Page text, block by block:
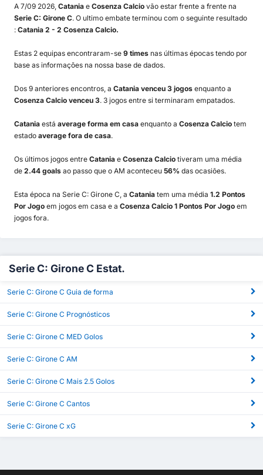
A 7/09 2026, Catania e Cosenza Calcio vão estar frente a frente na
Serie C: Girone C. O ultimo embate terminou com o seguinte resultado
: Catania 2 - 2 Cosenza Calcio.
Estas 2 equipas encontraram-se 9 times nas últimas épocas tendo por
base as informações na nossa base de dados.
Dos 9 anteriores encontros, a Catania venceu 3 jogos enquanto a
Cosenza Calcio venceu 3. 3 jogos entre si terminaram empatados.
Catania está average forma em casa enquanto a Cosenza Calcio tem
estado average fora de casa.
Os últimos jogos entre Catania e Cosenza Calcio tiveram uma média
de 2.44 goals ao passo que o AM aconteceu 56% das ocasiões.
Esta época na Serie C: Girone C, a Catania tem uma média 1.2 Pontos
Por Jogo em jogos em casa e a Cosenza Calcio 1 Pontos Por Jogo em
jogos fora.
Serie C: Girone C Estat.
Serie C: Girone C Guia de forma
Serie C: Girone C Prognósticos
Serie C: Girone C MED Golos
Serie C: Girone C AM
Serie C: Girone C Mais 2.5 Golos
Serie C: Girone C Cantos
Serie C: Girone C xG